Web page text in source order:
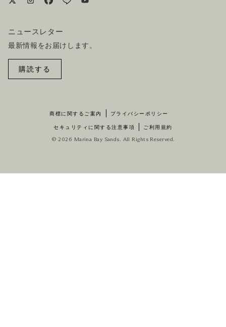
ニュースレター
最新情報をお届けします。
購読する
商標に関するご案内 プライバシーポリシー
セキュリティに関する注意事項 ご利用規約
© 2026 Marina Bay Sands. All Rights Reserved.